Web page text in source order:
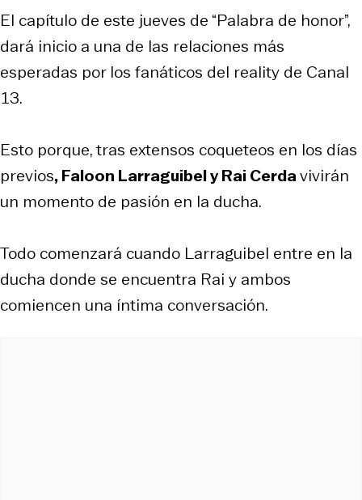
El capítulo de este jueves de “Palabra de honor”,
dará inicio a una de las relaciones más
esperadas por los fanáticos del reality de Canal
13.
Esto porque, tras extensos coqueteos en los días
previos, Faloon Larraguibel y Rai Cerdavivirán
un momento de pasión en la ducha.
Todo comenzará cuando Larraguibel entre en la
ducha donde se encuentra Rai y ambos
comiencen una íntima conversación.